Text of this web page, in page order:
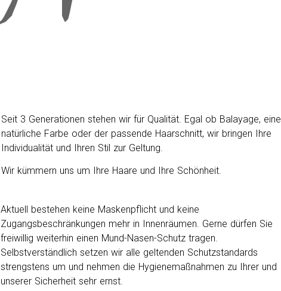
Seit 3 Generationen stehen wir für Qualität. Egal ob Balayage, eine
natürliche Farbe oder der passende Haarschnitt, wir bringen Ihre
Individualität und Ihren Stil zur Geltung.
Wir kümmern uns um Ihre Haare und Ihre Schönheit.
Aktuell bestehen keine Maskenpflicht und keine
Zugangsbeschränkungen mehr in Innenräumen. Gerne dürfen Sie
freiwillig weiterhin einen Mund-Nasen-Schutz tragen.
Selbstverständlich setzen wir alle geltenden Schutzstandards
strengstens um und nehmen die Hygienemaßnahmen zu Ihrer und
unserer Sicherheit sehr ernst.